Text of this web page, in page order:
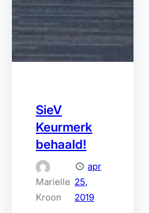
SieV
Keurmerk
behaald!
Marielle
Kroon
apr
25,
2019